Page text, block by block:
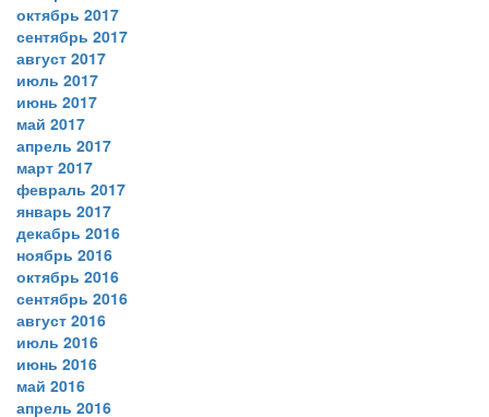
октябрь 2017
сентябрь 2017
август 2017
июль 2017
июнь 2017
май 2017
апрель 2017
март 2017
февраль 2017
январь 2017
декабрь 2016
ноябрь 2016
октябрь 2016
сентябрь 2016
август 2016
июль 2016
июнь 2016
май 2016
апрель 2016